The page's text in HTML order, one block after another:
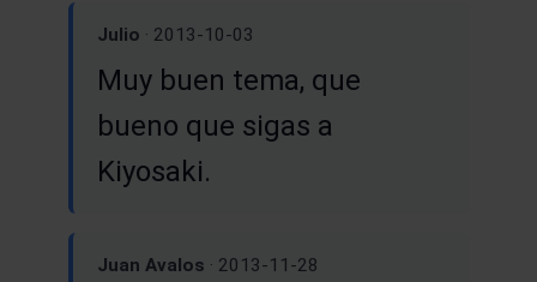
Julio · 2013-10-03
Muy buen tema, que
bueno que sigas a
Kiyosaki.
Juan Avalos · 2013-11-28